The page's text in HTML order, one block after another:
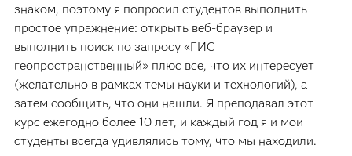
знаком, поэтому я попросил студентов выполнить
простое упражнение: открыть веб-браузер и
выполнить поиск по запросу «ГИС
геопространственный» плюс все, что их интересует
(желательно в рамках темы науки и технологий), а
затем сообщить, что они нашли. Я преподавал этот
курс ежегодно более 10 лет, и каждый год я и мои
студенты всегда удивлялись тому, что мы находили.